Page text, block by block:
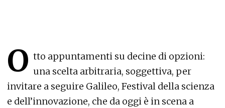
O tto appuntamenti su decine di opzioni:
una scelta arbitraria, soggettiva, per
invitare a seguire Galileo, Festival della scienza
e dell’innovazione, che da oggi è in scena a